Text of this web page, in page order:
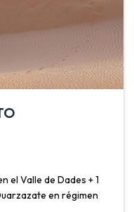
el Valle de Dades + 1
en régimen